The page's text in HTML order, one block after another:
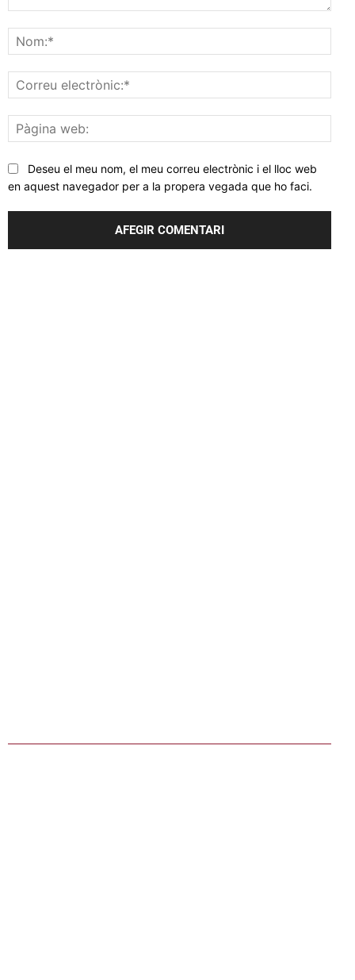
web:
Deseu el meu nom, el meu correu electrònic i el lloc web
en aquest navegador per a la propera vegada que ho faci.